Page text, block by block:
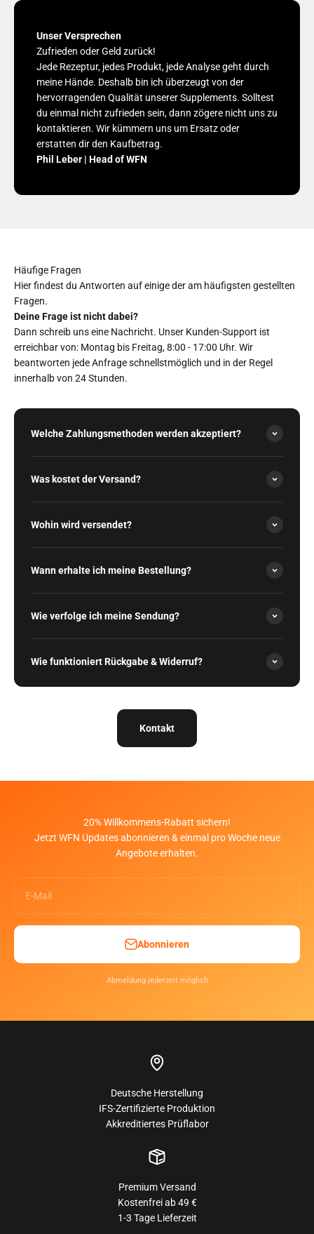
Unser Versprechen
Zufrieden oder Geld zurück!
Jede Rezeptur, jedes Produkt, jede Analyse geht durch
meine Hände. Deshalb bin ich überzeugt von der
hervorragenden Qualität unserer Supplements. Solltest
du einmal nicht zufrieden sein, dann zögere nicht uns zu
kontaktieren. Wir kümmern uns um Ersatz oder
erstatten dir den Kaufbetrag.
Phil Leber | Head of WFN
Häufige Fragen
Hier findest du Antworten auf einige der am häufigsten gestellten
Fragen.
Deine Frage ist nicht dabei?
Dann schreib uns eine Nachricht. Unser Kunden-Support ist
erreichbar von: Montag bis Freitag, 8:00 - 17:00 Uhr. Wir
beantworten jede Anfrage schnellstmöglich und in der Regel
innerhalb von 24 Stunden.
Welche Zahlungsmethoden werden akzeptiert?
Was kostet der Versand?
Wohin wird versendet?
Wann erhalte ich meine Bestellung?
Wie verfolge ich meine Sendung?
Wie funktioniert Rückgabe & Widerruf?
Kontakt
20% Willkommens-Rabatt sichern!
Jetzt WFN Updates abonnieren & einmal pro Woche neue
Angebote erhalten.
E-Mail
Abonnieren
Abmeldung jederzeit möglich
Deutsche Herstellung
IFS-Zertifizierte Produktion
Akkreditiertes Prüflabor
Premium Versand
Kostenfrei ab 49 €
1-3 Tage Lieferzeit